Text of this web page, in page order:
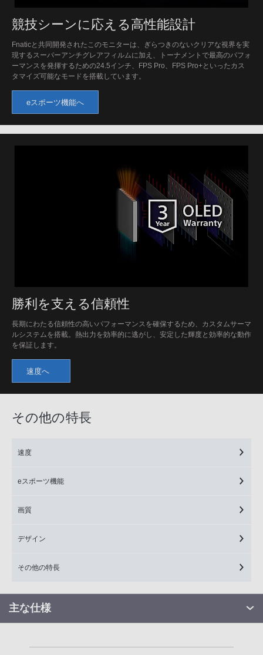
競技シーンに応える高性能設計
Fnaticと共同開発されたこのモニターは、ぎらつきのないクリアな視界を実
現するスーパーアンチグレアフィルムに加え、トーナメントで最高のパフォ
ーマンスを発揮するための24.5インチ、FPS Pro、FPS Pro+といったカス
タマイズ可能なモードを搭載しています。
eスポーツ機能へ
勝利を支える信頼性
長期にわたる信頼性の高いパフォーマンスを確保するため、カスタムサーマ
ルシステムを搭載。熱出力を効率的に逃がし、安定した輝度と効率的な動作
を保証します。
速度へ
その他の特長
速度
eスポーツ機能
画質
デザイン
その他の特長
主な仕様